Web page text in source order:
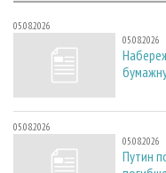
05.08.2026
05.08.2026
05.08.2026
05.08.2026
Путин